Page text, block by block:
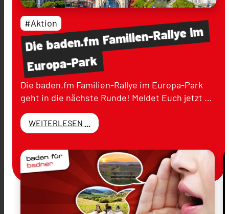
Diebaden.fmFamilien-Rallyeim
Europa-Park
#Aktion
Die baden.fm Familien-Rallye im Europa-Park
geht in die nächste Runde! Meldet Euch jetzt …
WEITERLESEN ...